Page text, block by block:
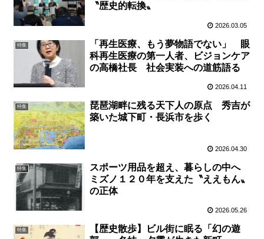
〝歴史的転換〟
2026.03.05
特集
「再生医療、もう夢物語でない」 眼
科再生医療の第一人者、ビジョンケア
の高橋社長 社会実装への道筋語る
2026.04.11
特集
琵琶湖畔に残る天下人の原点 秀吉が
築いた城下町・長浜市を歩く
2026.04.30
特集
スポーツ用品を超え、暮らしの中へ
ミズノ１２０年を支えた〝ええもん〟
の正体
2026.05.26
特集
【歴史散歩】ビル街に眠る「幻の遊